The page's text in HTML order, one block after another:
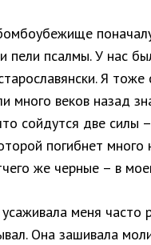
пели псалмы. У нас
Я
много веков назад
сойдутся две силы
погибнет
же черные – в
меня
Она зашивала